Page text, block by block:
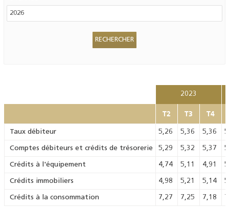
2023
T2 T3 T4
Taux débiteur 5,26 5,36 5,36
Comptes débiteurs et crédits de trésorerie 5,29 5,32 5,37
Crédits à l'équipement 4,74 5,11 4,91
Crédits immobiliers 4,98 5,21 5,14
Crédits à la consommation 7,27 7,25 7,18